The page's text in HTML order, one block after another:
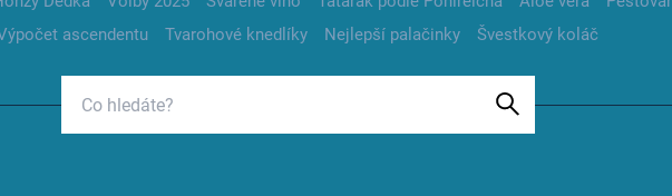
ascendentu
Tvarohové knedlíky Nejlepší palačinky Švestkový koláč